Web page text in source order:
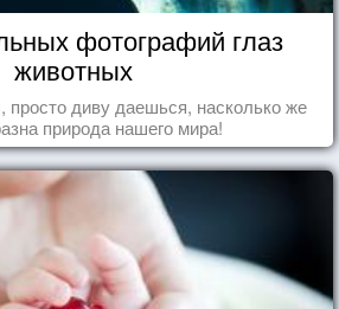
фотографий глаз
животных
просто диву даешься, насколько же
природа нашего мира!